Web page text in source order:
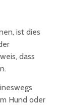
ist dies
dass
Hund oder